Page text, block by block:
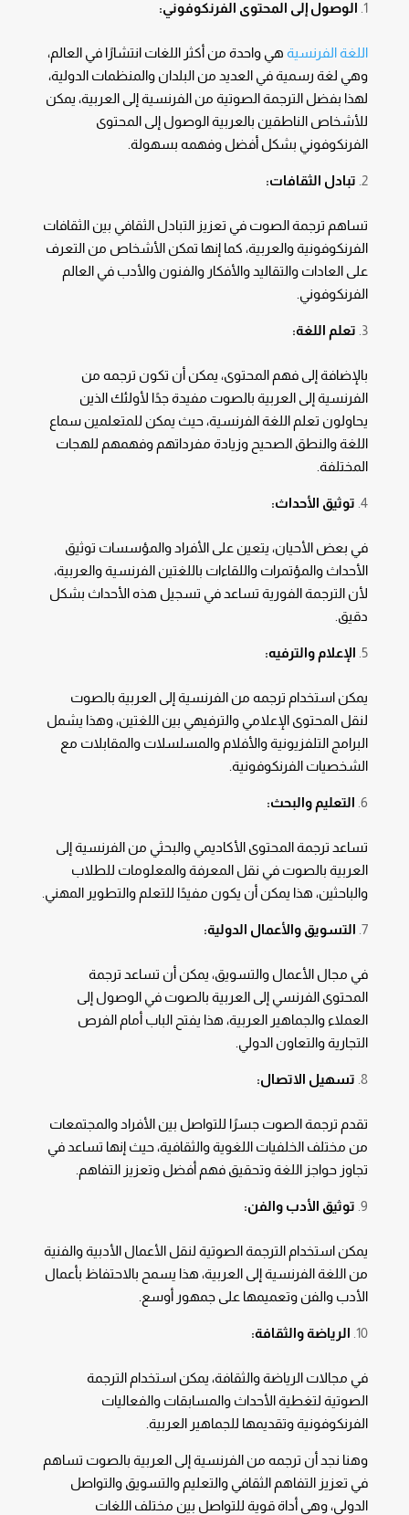
الوصول إلى المحتوى الفرنكوفوني:
اللغة الفرنسيةهي واحدة من أكثر اللغات انتشارًا في العالم،
وهي لغة رسمية في العديد من البلدان والمنظمات الدولية،
لهذا بفضل الترجمة الصوتية من الفرنسية إلى العربية، يمكن
للأشخاص الناطقين بالعربية الوصول إلى المحتوى
الفرنكوفوني بشكل أفضل وفهمه بسهولة.
تبادل الثقافات:
تساهم ترجمة الصوت في تعزيز التبادل الثقافي بين الثقافات
الفرنكوفونية والعربية، كما إنها تمكن الأشخاص من التعرف
على العادات والتقاليد والأفكار والفنون والأدب في العالم
الفرنكوفوني.
تعلم اللغة:
بالإضافة إلى فهم المحتوى، يمكن أن تكون ترجمه من
الفرنسية إلى العربية بالصوت مفيدة جدًا لأولئك الذين
يحاولون تعلم اللغة الفرنسية، حيث يمكن للمتعلمين سماع
اللغة والنطق الصحيح وزيادة مفرداتهم وفهمهم للهجات
المختلفة.
توثيق الأحداث:
في بعض الأحيان، يتعين على الأفراد والمؤسسات توثيق
الأحداث والمؤتمرات واللقاءات باللغتين الفرنسية والعربية،
لأن الترجمة الفورية تساعد في تسجيل هذه الأحداث بشكل
دقيق.
الإعلام والترفيه:
يمكن استخدام ترجمه من الفرنسية إلى العربية بالصوت
لنقل المحتوى الإعلامي والترفيهي بين اللغتين، وهذا يشمل
البرامج التلفزيونية والأفلام والمسلسلات والمقابلات مع
الشخصيات الفرنكوفونية.
التعليم والبحث:
تساعد ترجمة المحتوى الأكاديمي والبحثي من الفرنسية إلى
العربية بالصوت في نقل المعرفة والمعلومات للطلاب
والباحثين، هذا يمكن أن يكون مفيدًا للتعلم والتطوير المهني.
التسويق والأعمال الدولية:
في مجال الأعمال والتسويق، يمكن أن تساعد ترجمة
المحتوى الفرنسي إلى العربية بالصوت في الوصول إلى
العملاء والجماهير العربية، هذا يفتح الباب أمام الفرص
التجارية والتعاون الدولي.
تسهيل الاتصال:
تقدم ترجمة الصوت جسرًا للتواصل بين الأفراد والمجتمعات
من مختلف الخلفيات اللغوية والثقافية، حيث إنها تساعد في
تجاوز حواجز اللغة وتحقيق فهم أفضل وتعزيز التفاهم.
توثيق الأدب والفن:
يمكن استخدام الترجمة الصوتية لنقل الأعمال الأدبية والفنية
من اللغة الفرنسية إلى العربية، هذا يسمح بالاحتفاظ بأعمال
الأدب والفن وتعميمها على جمهور أوسع.
الرياضة والثقافة:
في مجالات الرياضة والثقافة، يمكن استخدام الترجمة
الصوتية لتغطية الأحداث والمسابقات والفعاليات
الفرنكوفونية وتقديمها للجماهير العربية.
وهنا نجد أن ترجمه من الفرنسية إلى العربية بالصوت تساهم
في تعزيز التفاهم الثقافي والتعليم والتسويق والتواصل
الدولي، وهي أداة قوية للتواصل بين مختلف اللغات